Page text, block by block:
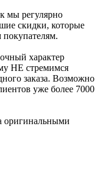
мы регулярно
скидки, которые
характер
НЕ стремимся
заказа. Возможно
уже более 7000
оригинальными